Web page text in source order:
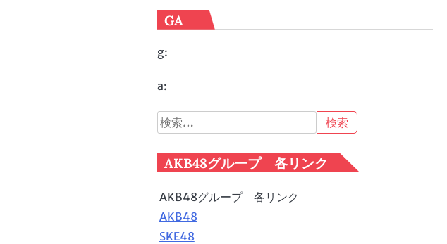
GA
g:
a:
検
索:
AKB48グループ 各リンク
AKB48グループ 各リンク
AKB48
SKE48